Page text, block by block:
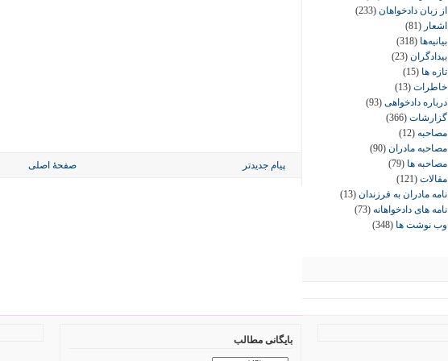
پیام جدیدتر صفحهٔ اصلی
از زبان دادخواهان (233)
اشعار (81)
بیانیه‌ها (318)
بیدادگران (23)
تازه ها (15)
خاطرات (13)
درباره دادخواهی (93)
گزارشات (366)
مصاحبه (12)
مصاحبه مادران (90)
مصاحبه ها (79)
مقالات (121)
نامه مادران به فرزندان (13)
نامه های دادخواهانه (73)
وب نوشت ها (348)
بایگانی مطالب